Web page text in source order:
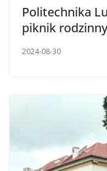
Politechnika
piknik
2024-08-30